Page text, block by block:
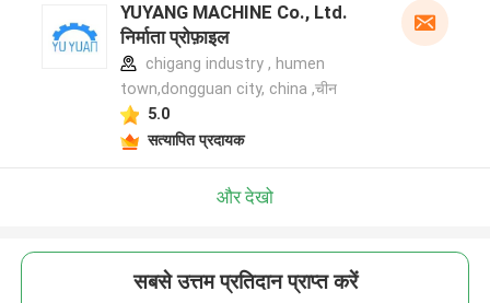
YUYANG MACHINE Co., Ltd.
निर्माता प्रोफ़ाइल
chigang industry , humen
town,dongguan city, china ,चीन
5.0
सत्यापित प्रदायक
और देखो
सबसे उत्तम प्रतिदान प्राप्त करें